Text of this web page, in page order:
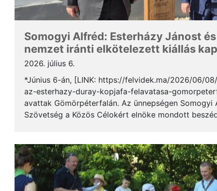
Somogyi Alfréd: Esterházy Jánost
nemzet iránti elkötelezett kiállás
2026. július 6.
*Június 6-án, [LINK: https://felvidek.ma/2026/06/
az-esterhazy-duray-kopjafa-felavatasa-
avattak Gömörpéterfalán. Az ünnepségen
Szövetség a Közös Célokért elnöke mondott